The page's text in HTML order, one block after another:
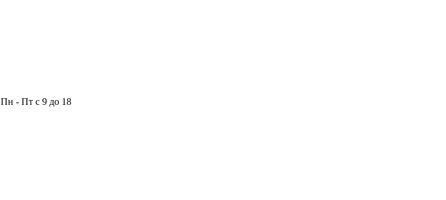
Пн - Пт с 9 до 18